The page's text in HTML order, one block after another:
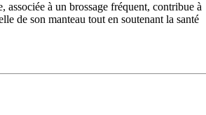
associée à un brossage fréquent, contribue à
de son manteau tout en soutenant la santé